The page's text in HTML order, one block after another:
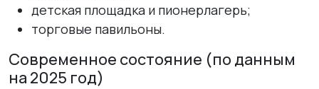
детская площадка и пионерлагерь;
торговые павильоны.
Современное состояние (по данным
на 2025 год)